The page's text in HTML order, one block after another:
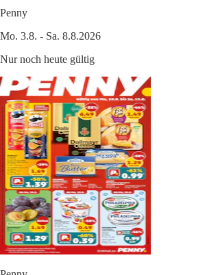
Penny
Mo. 3.8. - Sa. 8.8.2026
Nur noch heute gültig